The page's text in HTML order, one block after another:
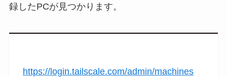
録したPCが⾒つかります。
https://login.tailscale.com/admin/machines